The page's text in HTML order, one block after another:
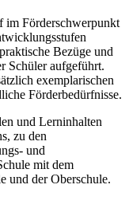
im Förderschwerpunkt
Bezüge und
Schüler aufgeführt.
exemplarischen
Förderbedürfnisse.
und Lerninhalten
zu den
und
mit dem
und der Oberschule.